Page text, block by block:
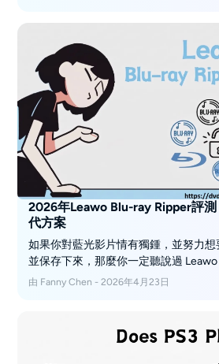
2026年Leawo Blu-ray Ripper評
代方案
如果你對藍光影片情有獨鍾，並努力
並保存下來，那麼你一定聽說過 Leawo
客觀地評測 Leawo Blu-ray Ripper，包
由 Fanny Chen - 2026年4月23日